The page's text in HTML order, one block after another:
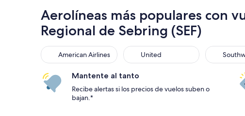
Aerolíneas más populares con
Regional de Sebring (SEF)
American Airlines
American Airlines United
United Southwest
Mantente al tanto
Recibe alertas si los precios de vuelos suben o
bajan.*